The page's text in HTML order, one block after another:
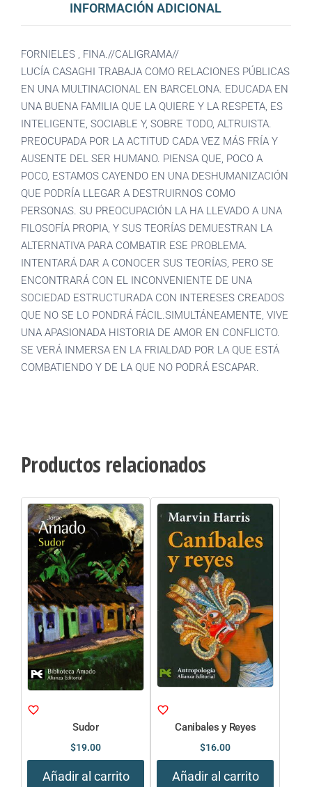
INFORMACIÓN ADICIONAL
FORNIELES , FINA.//CALIGRAMA//
LUCÍA CASAGHI TRABAJA COMO RELACIONES PÚBLICAS
EN UNA MULTINACIONAL EN BARCELONA. EDUCADA EN
UNA BUENA FAMILIA QUE LA QUIERE Y LA RESPETA, ES
INTELIGENTE, SOCIABLE Y, SOBRE TODO, ALTRUISTA.
PREOCUPADA POR LA ACTITUD CADA VEZ MÁS FRÍA Y
AUSENTE DEL SER HUMANO. PIENSA QUE, POCO A
POCO, ESTAMOS CAYENDO EN UNA DESHUMANIZACIÓN
QUE PODRÍA LLEGAR A DESTRUIRNOS COMO
PERSONAS. SU PREOCUPACIÓN LA HA LLEVADO A UNA
FILOSOFÍA PROPIA, Y SUS TEORÍAS DEMUESTRAN LA
ALTERNATIVA PARA COMBATIR ESE PROBLEMA.
INTENTARÁ DAR A CONOCER SUS TEORÍAS, PERO SE
ENCONTRARÁ CON EL INCONVENIENTE DE UNA
SOCIEDAD ESTRUCTURADA CON INTERESES CREADOS
QUE NO SE LO PONDRÁ FÁCIL.SIMULTÁNEAMENTE, VIVE
UNA APASIONADA HISTORIA DE AMOR EN CONFLICTO.
SE VERÁ INMERSA EN LA FRIALDAD POR LA QUE ESTÁ
COMBATIENDO Y DE LA QUE NO PODRÁ ESCAPAR.
Productos relacionados
Sudor
$19.00
Añadir al carrito
Canibales y Reyes
$16.00
Añadir al carrito